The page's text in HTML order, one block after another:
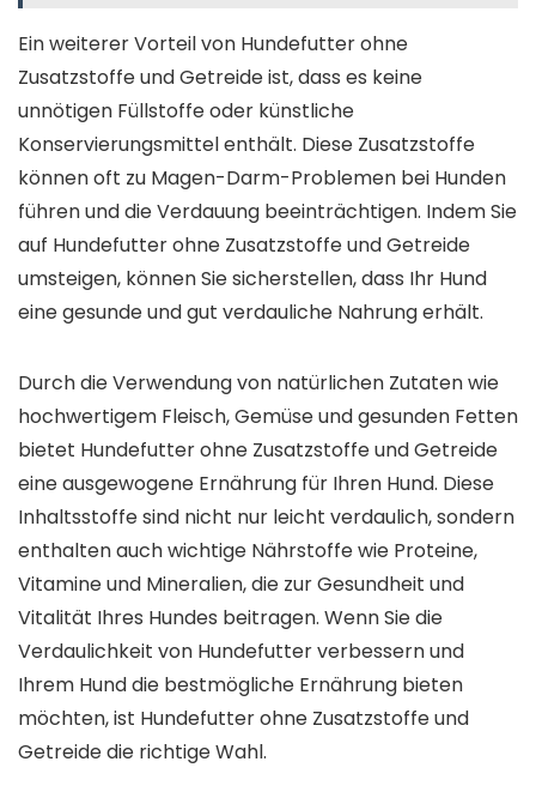
Ein weiterer Vorteil von Hundefutter ohne
Zusatzstoffe und Getreide ist, dass es keine
unnötigen Füllstoffe oder künstliche
Konservierungsmittel enthält. Diese Zusatzstoffe
können oft zu Magen-Darm-Problemen bei Hunden
führen und die Verdauung beeinträchtigen. Indem Sie
auf Hundefutter ohne Zusatzstoffe und Getreide
umsteigen, können Sie sicherstellen, dass Ihr Hund
eine gesunde und gut verdauliche Nahrung erhält.
Durch die Verwendung von natürlichen Zutaten wie
hochwertigem Fleisch, Gemüse und gesunden Fetten
bietet Hundefutter ohne Zusatzstoffe und Getreide
eine ausgewogene Ernährung für Ihren Hund. Diese
Inhaltsstoffe sind nicht nur leicht verdaulich, sondern
enthalten auch wichtige Nährstoffe wie Proteine,
Vitamine und Mineralien, die zur Gesundheit und
Vitalität Ihres Hundes beitragen. Wenn Sie die
Verdaulichkeit von Hundefutter verbessern und
Ihrem Hund die bestmögliche Ernährung bieten
möchten, ist Hundefutter ohne Zusatzstoffe und
Getreide die richtige Wahl.